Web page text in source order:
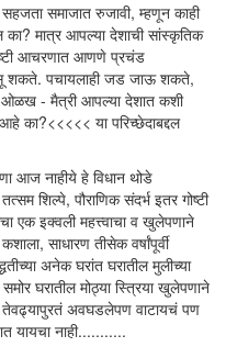
समाजात रुजावी, म्हणून काही
मात्र आपल्या देशाची सांस्कृतिक
आचरणात आणणे प्रचंड
शकते. पचायलाही जड जाऊ शकते,
ओळख - मैत्री आपल्या देशात कशी
का?<<<<< या परिच्छेदाबद्दल
आज नाहीये हे विधान थोडे
शिल्पे, पौराणिक संदर्भ इतर गोष्टी
एक इक्वली महत्त्वाचा व खुलेपणाने
साधारण तीसेक वर्षांपूर्वी
अनेक घरांत घरातील मुलीच्या
घरातील मोठ्या स्त्रिया खुलेपणाने
तेवढ्यापुरतं अवघडलेपण वाटायचं पण
यायचा नाही...........